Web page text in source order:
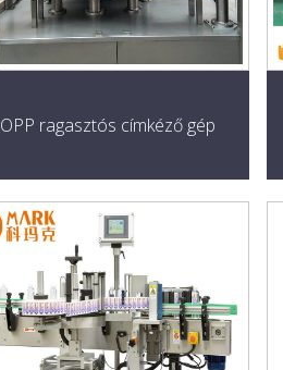
OPP ragasztós címkéző gép